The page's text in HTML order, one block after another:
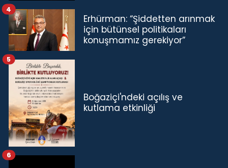
Erhürman: “Şiddetten arınmak
için bütünsel politikaları
konuşmamız gerekiyor”
4
Boğaziçi'ndeki açılış ve
kutlama etkinliği
5
6